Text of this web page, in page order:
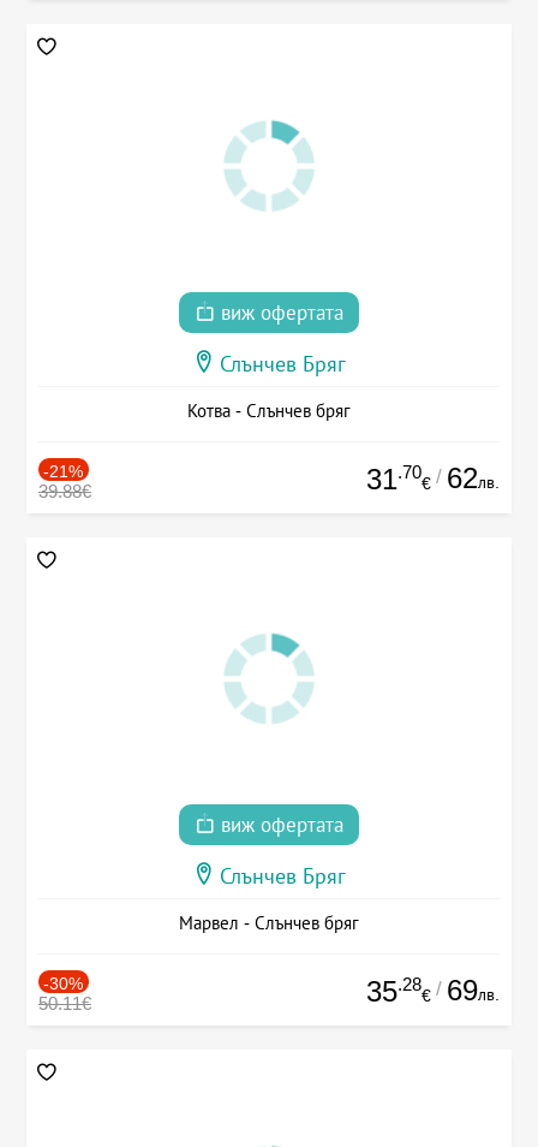
виж офертата
Слънчев Бряг
Котва - Слънчев бряг
-21%
39.88€ 31.70
€ / 62лв.
виж офертата
Слънчев Бряг
Марвел - Слънчев бряг
-30%
50.11€ 35.28
€ / 69лв.